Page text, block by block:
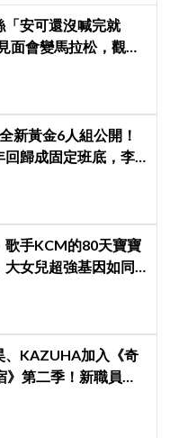
「安可還沒喊完就
面會變馬拉松，觀眾
新黃金6人組公開！
回歸成固定班底，李
歌手KCM的80天寶寶
大女兒超強基因如同
、KAZUHA加入《奇
》第二季！新職員曝